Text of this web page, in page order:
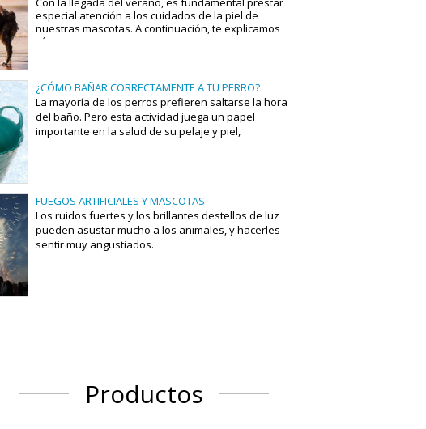
especial atención a los cuidados de la piel de
nuestras mascotas. A continuación, te explicamos
cómo.
¿CÓMO BAÑAR CORRECTAMENTE A TU PERRO?
La mayoría de los perros prefieren saltarse la hora
del baño. Pero esta actividad juega un papel
importante en la salud de su pelaje y piel,
FUEGOS ARTIFICIALES Y MASCOTAS
Los ruidos fuertes y los brillantes destellos de luz
pueden asustar mucho a los animales, y hacerles
sentir muy angustiados.
Productos